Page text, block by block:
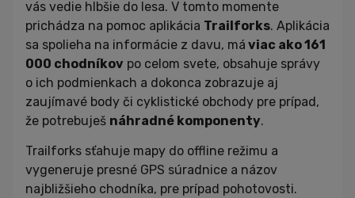
vás vedie hlbšie do lesa. V tomto momente
prichádza na pomoc aplikácia Trailforks. Aplikácia
sa spolieha na informácie z davu, má viac ako 161
000 chodníkov po celom svete, obsahuje správy
o ich podmienkach a dokonca zobrazuje aj
zaujímavé body či cyklistické obchody pre prípad,
že potrebuješ náhradné komponenty.
Trailforks sťahuje mapy do offline režimu a
vygeneruje presné GPS súradnice a názov
najbližšieho chodníka, pre prípad pohotovosti.